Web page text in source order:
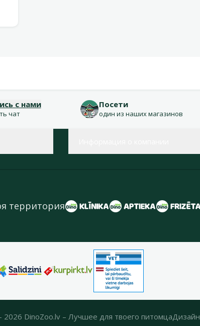
с нами
чат
Посети
один из наших магазинов
территория
2026 DinoZoo.lv – Лучшее для твоего питомцаДизайн